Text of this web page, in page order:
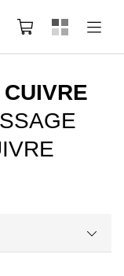
Rechercher
Panier